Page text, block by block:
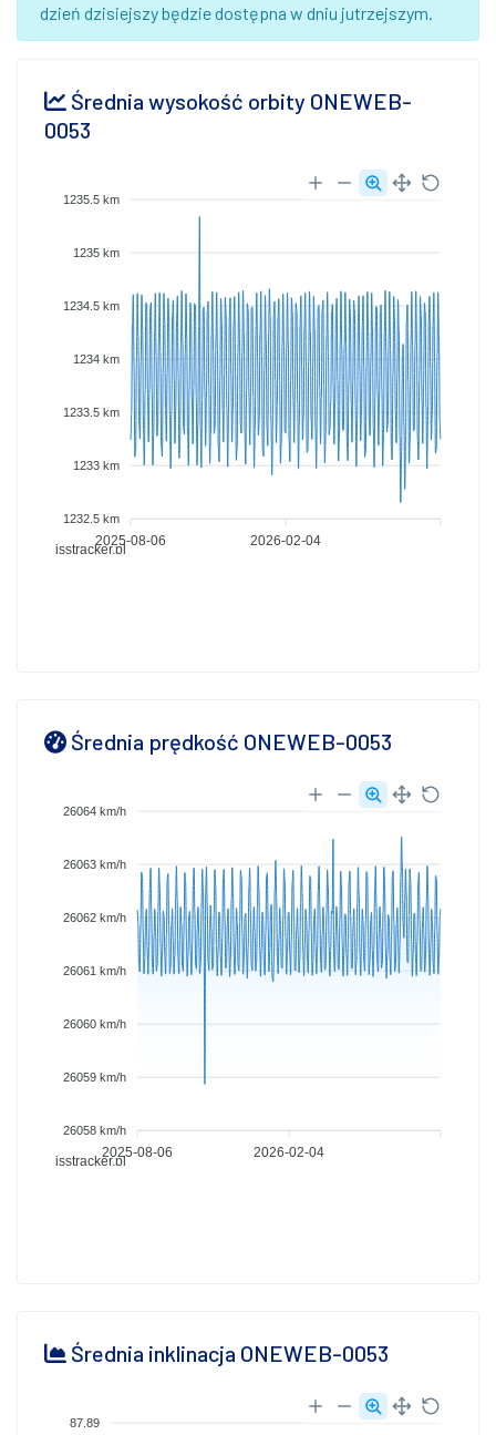
dzień dzisiejszy będzie dostępna w dniu jutrzejszym.
Średnia wysokość orbity ONEWEB-
0053
isstracker.pl
1235.5 km
1235 km
1234.5 km
1234 km
1233.5 km
1233 km
1232.5 km
2025-08-06 2026-02-04
Średnia prędkość ONEWEB-0053
isstracker.pl
26064 km/h
26063 km/h
26062 km/h
26061 km/h
26060 km/h
26059 km/h
26058 km/h
2025-08-06 2026-02-04
Średnia inklinacja ONEWEB-0053
87.89